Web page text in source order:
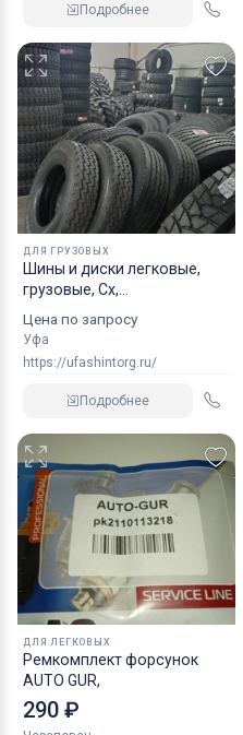
Подробнее
ДЛЯ ГРУЗОВЫХ
Шины и диски легковые,
грузовые, Сх,
Цена по запросу
Уфа
https://ufashintorg.ru/
Подробнее
ДЛЯ ЛЕГКОВЫХ
Ремкомплект форсунок
AUTO GUR,
290 ₽